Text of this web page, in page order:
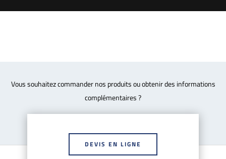
Vous souhaitez commander nos produits ou obtenir des informations
complémentaires ?
DEVIS EN LIGNE